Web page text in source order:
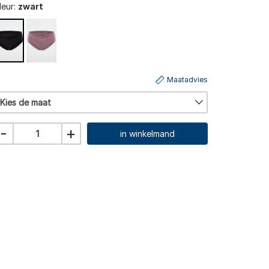
zwart
Kies de maat
Maatadvies
- + in winkelmand